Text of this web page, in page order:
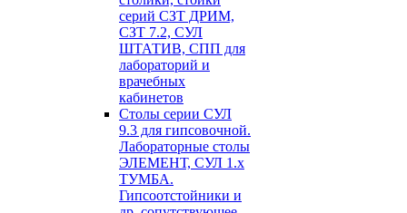
серий СЗТ ДРИМ,
СЗТ 7.2, СУЛ
ШТАТИВ, СПП для
лабораторий и
врачебных
кабинетов
Столы серии СУЛ
9.3 для гипсовочной.
Лабораторные столы
ЭЛЕМЕНТ, СУЛ 1.х
ТУМБА.
Гипсоотстойники и